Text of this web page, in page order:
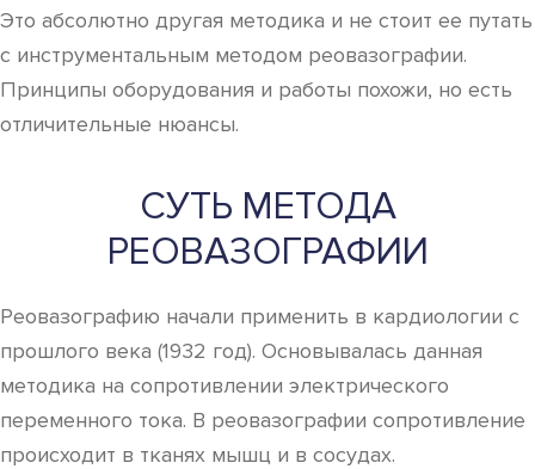
Это абсолютно другая методика и не стоит ее путать
с инструментальным методом реовазографии.
Принципы оборудования и работы похожи, но есть
отличительные нюансы.
СУТЬ МЕТОДА
РЕОВАЗОГРАФИИ
Реовазографию начали применить в кардиологии с
прошлого века (1932 год). Основывалась данная
методика на сопротивлении электрического
переменного тока. В реовазографии сопротивление
происходит в тканях мышц и в сосудах.